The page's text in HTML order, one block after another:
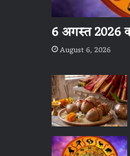
6 अगस्त 2026
August 6, 2026